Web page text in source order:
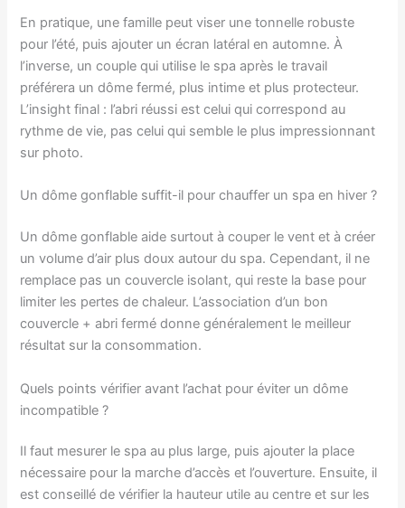
En pratique, une famille peut viser une tonnelle robuste
pour l’été, puis ajouter un écran latéral en automne. À
l’inverse, un couple qui utilise le spa après le travail
préférera un dôme fermé, plus intime et plus protecteur.
L’insight final : l’abri réussi est celui qui correspond au
rythme de vie, pas celui qui semble le plus impressionnant
sur photo.
Un dôme gonflable suffit-il pour chauffer un spa en hiver ?
Un dôme gonflable aide surtout à couper le vent et à créer
un volume d’air plus doux autour du spa. Cependant, il ne
remplace pas un couvercle isolant, qui reste la base pour
limiter les pertes de chaleur. L’association d’un bon
couvercle + abri fermé donne généralement le meilleur
résultat sur la consommation.
Quels points vérifier avant l’achat pour éviter un dôme
incompatible ?
Il faut mesurer le spa au plus large, puis ajouter la place
nécessaire pour la marche d’accès et l’ouverture. Ensuite, il
est conseillé de vérifier la hauteur utile au centre et sur les